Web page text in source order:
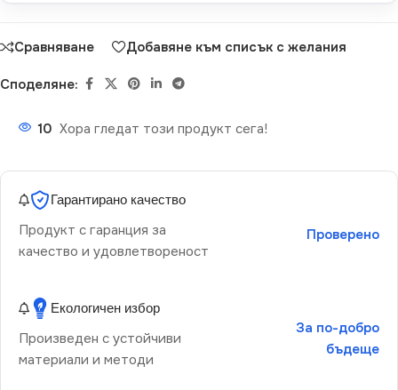
Сравняване Добавяне към списък с желания
Споделяне:
10 Хора гледат този продукт сега!
Гарантирано качество
Продукт с гаранция за
качество и удовлетвореност
Проверено
Екологичен избор
Произведен с устойчиви
материали и методи
За по-добро
бъдеще